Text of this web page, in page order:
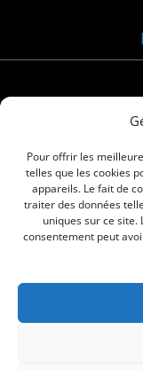
Pour offrir les
telles que les cookies
appareils. Le fait de
traiter des données
uniques sur ce
consentement peut
© 2026